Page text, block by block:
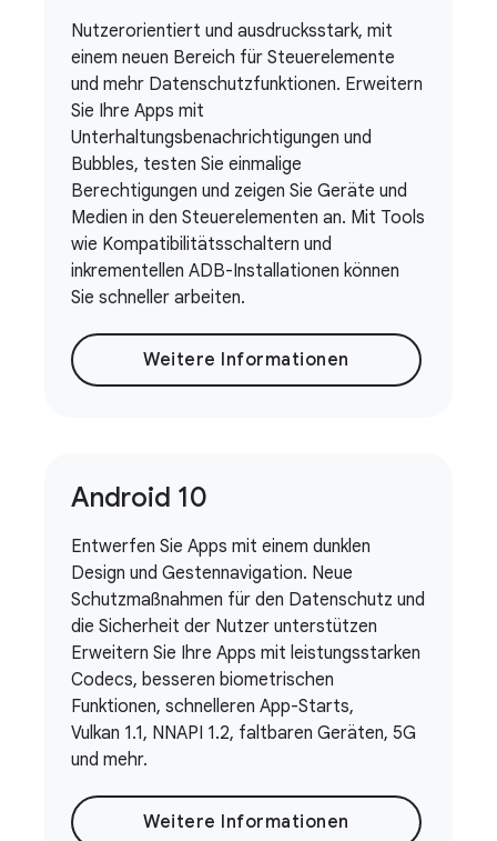
Nutzerorientiert und ausdrucksstark, mit
einem neuen Bereich für Steuerelemente
und mehr Datenschutzfunktionen. Erweitern
Sie Ihre Apps mit
Unterhaltungsbenachrichtigungen und
Bubbles, testen Sie einmalige
Berechtigungen und zeigen Sie Geräte und
Medien in den Steuerelementen an. Mit Tools
wie Kompatibilitätsschaltern und
inkrementellen ADB-Installationen können
Sie schneller arbeiten.
Weitere Informationen
Android 10
Entwerfen Sie Apps mit einem dunklen
Design und Gestennavigation. Neue
Schutzmaßnahmen für den Datenschutz und
die Sicherheit der Nutzer unterstützen
Erweitern Sie Ihre Apps mit leistungsstarken
Codecs, besseren biometrischen
Funktionen, schnelleren App-Starts,
Vulkan 1.1, NNAPI 1.2, faltbaren Geräten, 5G
und mehr.
Weitere Informationen